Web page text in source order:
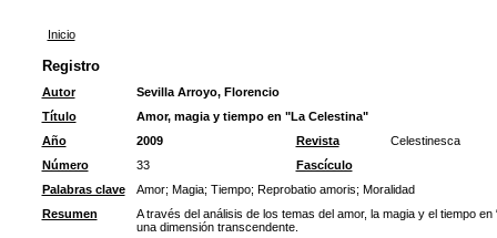
Inicio
Registro
Autor
Sevilla Arroyo, Florencio
Título
Amor, magia y tiempo en "La Celestina"
Año
2009 Revista
Celestinesca
Número
33
Fascículo
Palabras clave
Amor; Magia; Tiempo; Reprobatio amoris; Moralidad
Resumen
A través del análisis de los temas del amor, la magia y el tiempo
una dimensión transcendente.